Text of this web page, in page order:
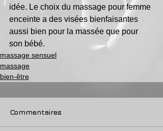
idée. Le choix du massage pour femme
enceinte a des visées bienfaisantes
aussi bien pour la massée que pour
son bébé.
massage sensuel
massage
bien-être
Commentaires